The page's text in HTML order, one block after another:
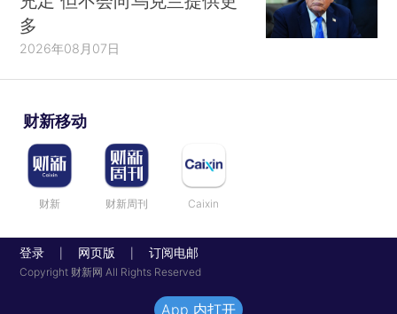
多
2026年08月07日
财新移动
财新 财新周刊 Caixin
登录 网页版 订阅电邮
Copyright 财新网 All Rights Reserved
App 内打开